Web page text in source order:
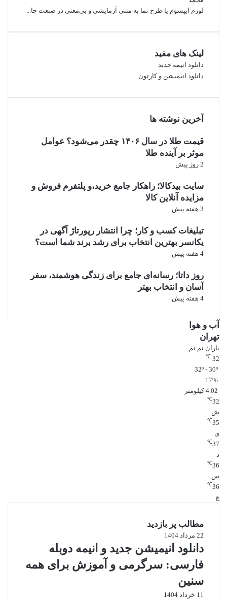
لورم ایپسوم یا طرح‌ نما به متنی آزمایشی و بی‌معنی در صنعت چا...
لینک های مفید
دانلود انیمه جدید
دانلود انیمیشن و کارتون
آخرین نوشته ها
قیمت طلا در سال ۱۴۰۶ چقدر می‌شود؟ عوامل
موثر بر آینده طلا
2 روز پیش
سایت بیدکالا؛ راهکار جامع خرید،و پلتفرم فروش و
مزایده آنلاین کالا
3 هفته پیش
تبلیغات کسب و کار؛ چرا انتشار رپورتاژ آگهی در
یکانسر بهترین انتخاب برای رشد برند شما است؟
4 هفته پیش
روز داتا؛ رسانه‌ای جامع برای زندگی هوشمند، سفر
آسان و انتخاب بهتر
4 هفته پیش
آب و هوا
تهران
باران نم نم
32
℃
17%
4.02 کیلومتر
32
℃
ش
35
℃
ی
37
℃
د
36
℃
س
36
℃
چ
مطالب پر بازدید
22 مرداد 1404
دانلود انیمیشن جدید و انیمه دوبله
فارسی: سرگرمی و آموزش برای همه
سنین
11 خرداد 1404